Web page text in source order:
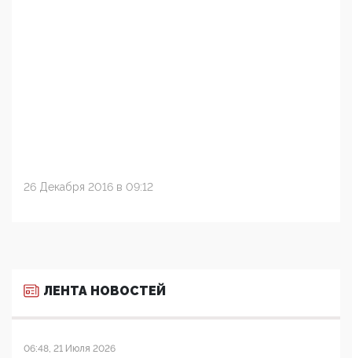
26 Декабря 2016 в 09:12
ЛЕНТА НОВОСТЕЙ
06:48, 21 Июля 2026